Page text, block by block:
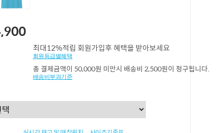
최대12%적립 회원가입후 혜택을 받아보세요
회원등급별혜택
총 결제금액이 50,000원 미만시 배송비 2,500원이 청구됩니다.
배송비부과기준